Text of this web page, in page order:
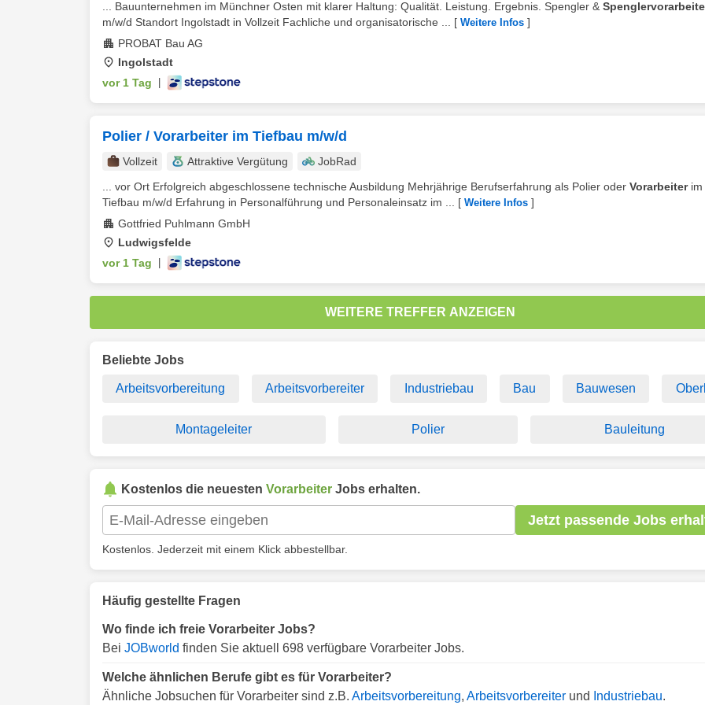
... Bauunternehmen im Münchner Osten mit klarer Haltung: Qualität. Leistung. Ergebnis. Spengler &
m/w/d Standort Ingolstadt in Vollzeit Fachliche und organisatorische ...
[ Weitere Infos ]
PROBAT Bau AG
Ingolstadt
vor 1 Tag
Polier / Vorarbeiter im Tiefbau m/w/d
Vollzeit Attraktive Vergütung
JobRad
... vor Ort Erfolgreich abgeschlossene technische Ausbildung Mehrjährige Berufserfahrung als Polier oder Vorarbeiterim
Tiefbau m/w/d Erfahrung in Personalführung und Personaleinsatz im ...
[ Weitere Infos ]
Gottfried Puhlmann GmbH
Ludwigsfelde
vor 1 Tag
WEITERE TREFFER ANZEIGEN
Beliebte Jobs
Arbeitsvorbereitung Arbeitsvorbereiter Industriebau Bau Bauwesen
Montageleiter Polier Bauleitung
Kostenlos die neuesten Vorarbeiter Jobs erhalten.
Jetzt passende Jobs
Kostenlos. Jederzeit mit einem Klick abbestellbar.
Häufig gestellte Fragen
Wo finde ich freie Vorarbeiter Jobs?
Bei JOBworld finden Sie aktuell 698 verfügbare Vorarbeiter Jobs.
Welche ähnlichen Berufe gibt es für Vorarbeiter?
Ähnliche Jobsuchen für Vorarbeiter sind z.B. Arbeitsvorbereitung, Arbeitsvorbereiter und Industriebau.